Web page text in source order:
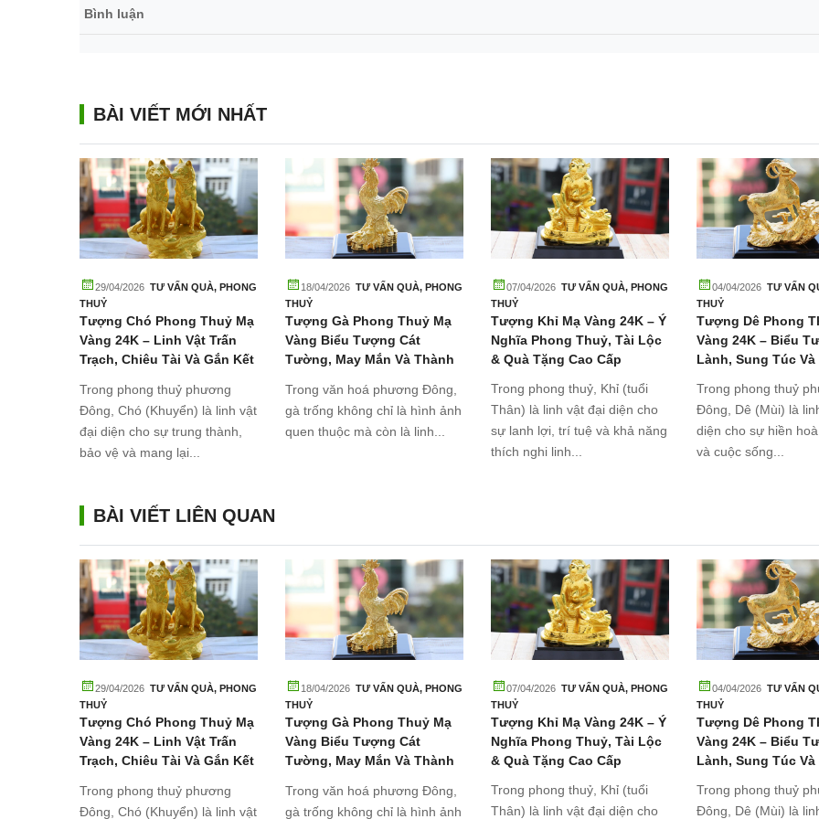
Bình luận
BÀI VIẾT MỚI NHẤT
29/04/2026 TƯ VẤN QUÀ, PHONG
THUỶ
Tượng Chó Phong Thuỷ Mạ
Vàng 24K – Linh Vật Trấn
Trạch, Chiêu Tài Và Gắn Kết
Trong phong thuỷ phương
Đông, Chó (Khuyển) là linh vật
đại diện cho sự trung thành,
bảo vệ và mang lại...
18/04/2026 TƯ VẤN QUÀ, PHONG
THUỶ
Tượng Gà Phong Thuỷ Mạ
Vàng Biểu Tượng Cát
Tường, May Mắn Và Thành
Trong văn hoá phương Đông,
gà trống không chỉ là hình ảnh
quen thuộc mà còn là linh...
07/04/2026 TƯ VẤN QUÀ, PHONG
THUỶ
Tượng Khỉ Mạ Vàng 24K – Ý
Nghĩa Phong Thuỷ, Tài Lộc
& Quà Tặng Cao Cấp
Trong phong thuỷ, Khỉ (tuổi
Thân) là linh vật đại diện cho
sự lanh lợi, trí tuệ và khả năng
thích nghi linh...
04/04/2026 TƯ VẤN
THUỶ
Tượng Dê Phong
Vàng 24K – Biểu
Lành, Sung Túc Và
Trong phong thuỷ
Đông, Dê (Mùi) là
diện cho sự hiền
và cuộc sống...
BÀI VIẾT LIÊN QUAN
29/04/2026 TƯ VẤN QUÀ, PHONG
THUỶ
Tượng Chó Phong Thuỷ Mạ
Vàng 24K – Linh Vật Trấn
Trạch, Chiêu Tài Và Gắn Kết
Trong phong thuỷ phương
Đông, Chó (Khuyển) là linh vật
18/04/2026 TƯ VẤN QUÀ, PHONG
THUỶ
Tượng Gà Phong Thuỷ Mạ
Vàng Biểu Tượng Cát
Tường, May Mắn Và Thành
Trong văn hoá phương Đông,
gà trống không chỉ là hình ảnh
07/04/2026 TƯ VẤN QUÀ, PHONG
THUỶ
Tượng Khỉ Mạ Vàng 24K – Ý
Nghĩa Phong Thuỷ, Tài Lộc
& Quà Tặng Cao Cấp
Trong phong thuỷ, Khỉ (tuổi
Thân) là linh vật đại diện cho
04/04/2026 TƯ VẤN
THUỶ
Tượng Dê Phong
Vàng 24K – Biểu
Lành, Sung Túc Và
Trong phong thuỷ
Đông, Dê (Mùi) là